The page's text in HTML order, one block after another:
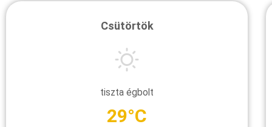
Csütörtök
tiszta égbolt
29°C